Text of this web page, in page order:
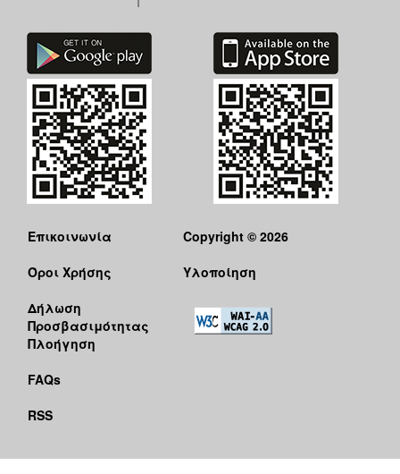
Επικοινωνία
Όροι Χρήσης
Δήλωση
Προσβασιμότητας
Πλοήγηση
FAQs
RSS
Copyright © 2026
Υλοποίηση